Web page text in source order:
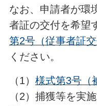
なお、申請者が環
者証の交付を希望
第2号（従事者証交
ください。
（1） 様式第3号（
（2）捕獲等を実